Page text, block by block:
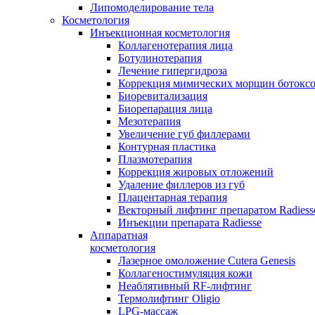
Липомоделирование тела
Косметология
Инъекционная косметология
Коллагенотерапия лица
Ботулинотерапия
Лечение гипергидроза
Коррекция мимических морщин
Биоревитализация
Биорепарация лица
Мезотерапия
Увеличение губ филлерами
Контурная пластика
Плазмотерапия
Коррекция жировых отложений
Удаление филлеров из губ
Плацентарная терапия
Векторный лифтинг препаратом
Инъекции препарата Radiesse
Аппаратная
косметология
Лазерное омоложение Cutera Genesis
Коллагеностимуляция кожи
Неаблятивный RF-лифтинг
Термолифтинг Oligio
LPG-массаж